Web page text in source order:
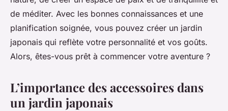
de méditer. Avec les bonnes connaissances et une
planification soignée, vous pouvez créer un jardin
japonais qui reflète votre personnalité et vos goûts.
Alors, êtes-vous prêt à commencer votre aventure ?
L’importance des accessoires dans
un jardin japonais